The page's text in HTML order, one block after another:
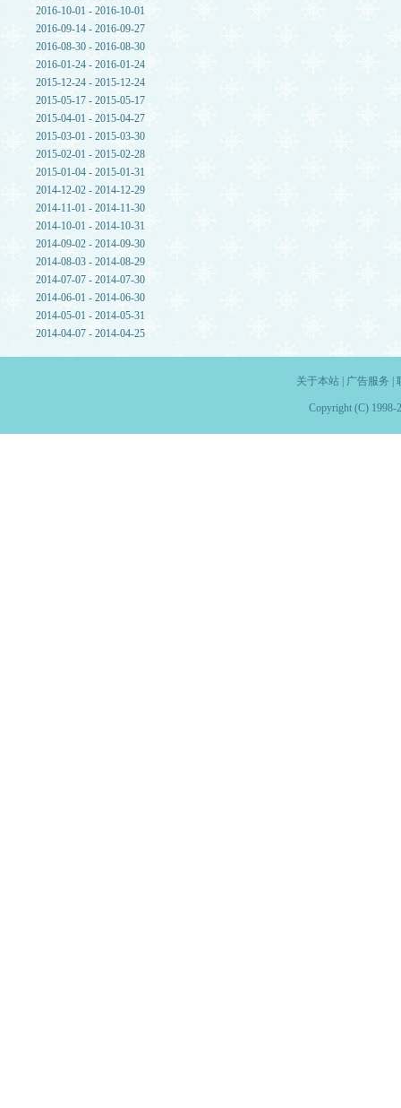
2016-10-01 - 2016-10-01
2016-09-14 - 2016-09-27
2016-08-30 - 2016-08-30
2016-01-24 - 2016-01-24
2015-12-24 - 2015-12-24
2015-05-17 - 2015-05-17
2015-04-01 - 2015-04-27
2015-03-01 - 2015-03-30
2015-02-01 - 2015-02-28
2015-01-04 - 2015-01-31
2014-12-02 - 2014-12-29
2014-11-01 - 2014-11-30
2014-10-01 - 2014-10-31
2014-09-02 - 2014-09-30
2014-08-03 - 2014-08-29
2014-07-07 - 2014-07-30
2014-06-01 - 2014-06-30
2014-05-01 - 2014-05-31
2014-04-07 - 2014-04-25
关于本站| 广告服务
Copyright (C) 1998-